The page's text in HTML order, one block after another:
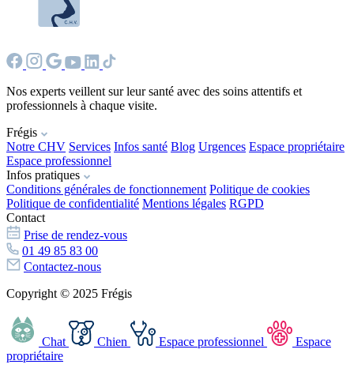
Nos experts veillent sur leur santé avec des soins attentifs et
professionnels à chaque visite.
Frégis
Notre CHV Services Infos santé Blog Urgences Espace propriétaire
Espace professionnel
Infos pratiques
Conditions générales de fonctionnement Politique de cookies
Politique de confidentialité Mentions légales RGPD
Contact
Prise de rendez-vous
01 49 85 83 00
Contactez-nous
Copyright © 2025 Frégis
Chat Chien Espace professionnel
Espace
propriétaire